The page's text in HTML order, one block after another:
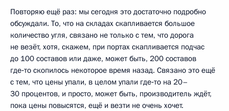
Повторяю ещё раз: мы сегодня это достаточно подробно
обсуждали. То, что на складах скапливается большое
количество угля, связано не только с тем, что дорога
не везёт, хотя, скажем, при портах скапливается подчас
до 100 составов или даже, может быть, 200 составов
где‑то скопилось некоторое время назад. Связано это ещё
с тем, что цены упали, в целом упали где‑то на 20–
30 процентов, и просто, может быть, производитель ждёт,
пока цены повысятся, ещё и везти не очень хочет.